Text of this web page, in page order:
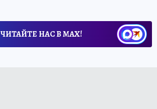
ЧИТАЙТЕ НАС В МАХ!